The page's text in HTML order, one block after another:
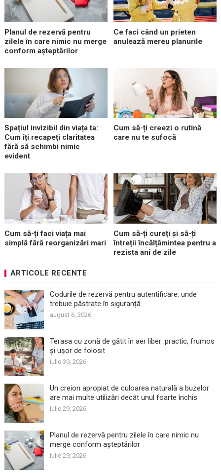
Planul de rezervă pentru
zilele în care nimic nu merge
conform așteptărilor
Ce faci când un prieten
anulează mereu planurile
Spațiul invizibil din viața ta:
Cum îți recapeți claritatea
fără să schimbi nimic
evident
Cum să-ți creezi o rutină
care nu te sufocă
Cum să-ți faci viața mai
simplă fără reorganizări mari
Cum să-ți cureți și să-ți
întreții încălțămintea pentru a
rezista ani de zile
ARTICOLE RECENTE
Codurile de rezervă pentru autentificare: unde
trebuie păstrate în siguranță
august 6, 2026
Terasa cu zonă de gătit în aer liber: practic, frumos
și ușor de folosit
iulie 30, 2026
Un creion apropiat de culoarea naturală a buzelor
are mai multe utilizări decât unul foarte închis
iulie 29, 2026
Planul de rezervă pentru zilele în care nimic nu
merge conform așteptărilor
iulie 29, 2026